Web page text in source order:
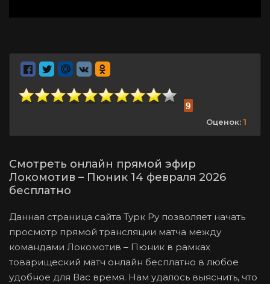
Данная страница сайта Турк Ру позволяет начать
просмотр прямой трансляции матча между
командами Локомотив – Пюник в рамках
товарищеский матч онлайн бесплатно в любое
удобное для Вас время. Нам удалось выяснить, что
Смотреть онлайн прямой эфир
Локомотив – Пюник 14 февраля 2026
бесплатно
9
Оценок: 1